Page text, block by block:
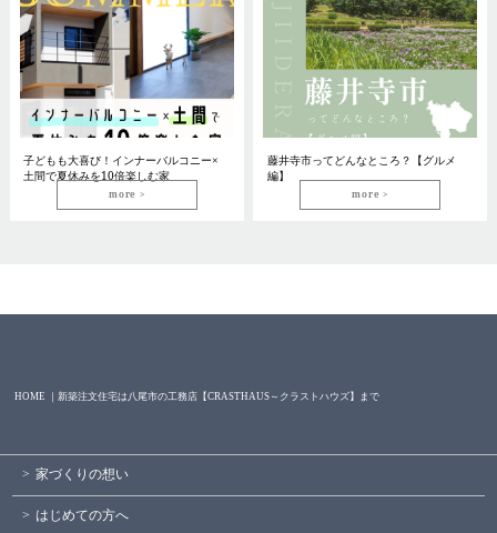
子どもも大喜び！インナーバルコニー×
土間で夏休みを10倍楽しむ家
more
藤井寺市ってどんなところ？【グルメ
編】
more
HOME ｜新築注文住宅は八尾市の工務店【CRASTHAUS～クラストハウズ】まで
家づくりの想い
はじめての方へ